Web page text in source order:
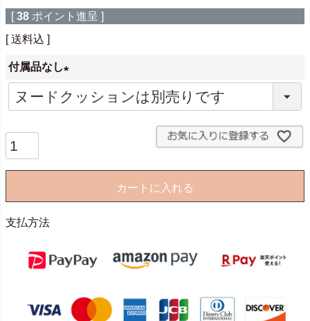
[ 38 ポイント進呈 ]
送料込
付属品なし
(
必
カートに入れる
支払方法